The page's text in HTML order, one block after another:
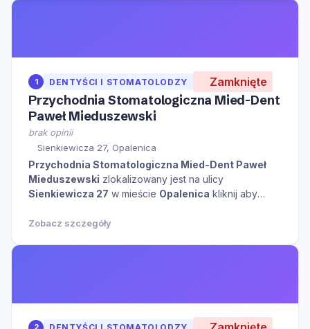
1 DENTYŚCI I STOMATOLODZY Zamknięte
Przychodnia Stomatologiczna Mied-Dent
Paweł Mieduszewski
brak opinii
Sienkiewicza 27, Opalenica
Przychodnia Stomatologiczna Mied-Dent Paweł
Mieduszewski zlokalizowany jest na ulicy
Sienkiewicza 27 w mieście Opalenica kliknij aby
Zobacz szczegóły